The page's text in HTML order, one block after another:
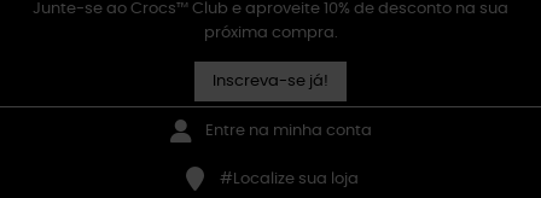
Junte-se ao Crocs™ Club e aproveite 10% de desconto na sua
próxima compra.
Inscreva-se já!
Entre na minha conta
#Localize sua loja